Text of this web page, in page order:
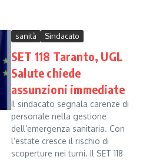
sanità Sindacato
SET 118 Taranto, UGL
Salute chiede
assunzioni immediate
Il sindacato segnala carenze di
personale nella gestione
dell’emergenza sanitaria. Con
l’estate cresce il rischio di
scoperture nei turni. Il SET 118